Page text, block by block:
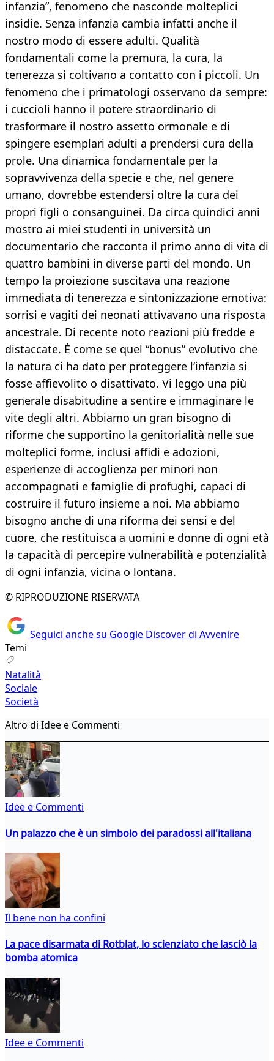
infanzia”, fenomeno che nasconde molteplici
insidie. Senza infanzia cambia infatti anche il
nostro modo di essere adulti. Qualità
fondamentali come la premura, la cura, la
tenerezza si coltivano a contatto con i piccoli. Un
fenomeno che i primatologi osservano da sempre:
i cuccioli hanno il potere straordinario di
trasformare il nostro assetto ormonale e di
spingere esemplari adulti a prendersi cura della
prole. Una dinamica fondamentale per la
sopravvivenza della specie e che, nel genere
umano, dovrebbe estendersi oltre la cura dei
propri figli o consanguinei. Da circa quindici anni
mostro ai miei studenti in università un
documentario che racconta il primo anno di vita di
quattro bambini in diverse parti del mondo. Un
tempo la proiezione suscitava una reazione
immediata di tenerezza e sintonizzazione emotiva:
sorrisi e vagiti dei neonati attivavano una risposta
ancestrale. Di recente noto reazioni più fredde e
distaccate. È come se quel “bonus” evolutivo che
la natura ci ha dato per proteggere l’infanzia si
fosse affievolito o disattivato. Vi leggo una più
generale disabitudine a sentire e immaginare le
vite degli altri. Abbiamo un gran bisogno di
riforme che supportino la genitorialità nelle sue
molteplici forme, inclusi affidi e adozioni,
esperienze di accoglienza per minori non
accompagnati e famiglie di profughi, capaci di
costruire il futuro insieme a noi. Ma abbiamo
bisogno anche di una riforma dei sensi e del
cuore, che restituisca a uomini e donne di ogni età
la capacità di percepire vulnerabilità e potenzialità
di ogni infanzia, vicina o lontana.
© RIPRODUZIONE RISERVATA
Seguici anche su Google Discover di Avvenire
Temi
Natalità
Sociale
Società
Altro di Idee e Commenti
Idee e Commenti
Un palazzo che è un simbolo dei paradossi all'italiana
Il bene non ha confini
La pace disarmata di Rotblat, lo scienziato che lasciò la
bomba atomica
Idee e Commenti